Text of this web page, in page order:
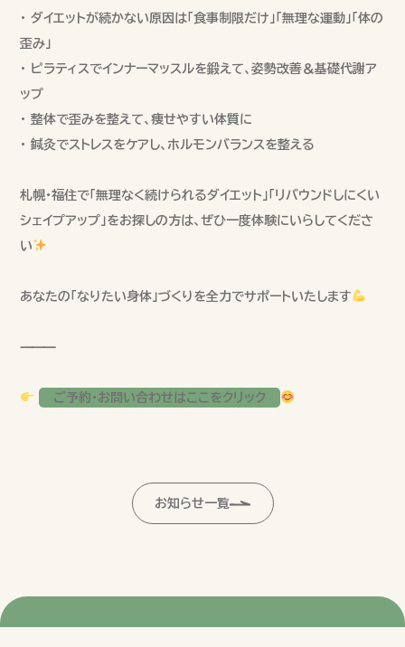
• ダイエットが続かない原因は「食事制限だけ」「無理な運動」「体の
歪み」
• ピラティスでインナーマッスルを鍛えて、姿勢改善＆基礎代謝ア
ップ
• 整体で歪みを整えて、痩せやすい体質に
• 鍼灸でストレスをケアし、ホルモンバランスを整える
札幌・福住で「無理なく続けられるダイエット」「リバウンドしにくい
シェイプアップ」をお探しの方は、ぜひ一度体験にいらしてくださ
い
あなたの「なりたい身体」づくりを全力でサポートいたします
⸻
ご予約・お問い合わせはここをクリック
お知らせ一覧